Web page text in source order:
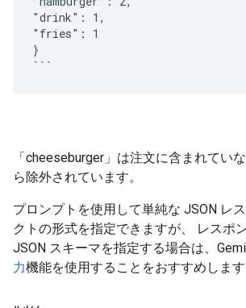
"drink": 1,
"fries": 1
}
「cheeseburger」は注文に含まれてい
ら除外されています。
プロンプトを使用して単純な JSON レ
クトの形式を指定できますが、 レスポ
JSON スキーマを指定する場合は、
力機能を使用することをおすすめします